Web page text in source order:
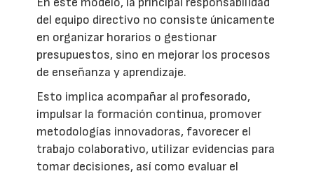
del equipo directivo no consiste únicamente
en organizar horarios o gestionar
presupuestos, sino en mejorar los procesos
de enseñanza y aprendizaje.
Esto implica acompañar al profesorado,
impulsar la formación continua, promover
metodologías innovadoras, favorecer el
trabajo colaborativo, utilizar evidencias para
tomar decisiones, así como evaluar el